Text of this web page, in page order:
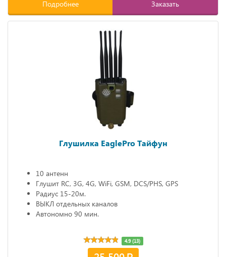
Подробнее Заказать
Глушилка EaglePro Тайфун
10 антенн
Глушит RC, 3G, 4G, WiFi, GSM, DCS/PHS, GPS
Радиус 15-20м.
ВЫКЛ отдельных каналов
Автономно 90 мин.
4.9 (13)